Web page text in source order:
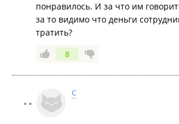
понравилось. И за что им
за то видимо что деньги
тратить?
8
С